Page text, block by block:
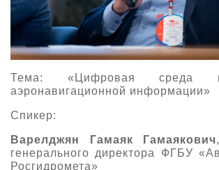
Тема: «Цифровая среда
аэронавигационной информации»
Спикер:
Варелджян Гамаяк Гамаякович
генерального директора ФГБУ
Росгидромета»